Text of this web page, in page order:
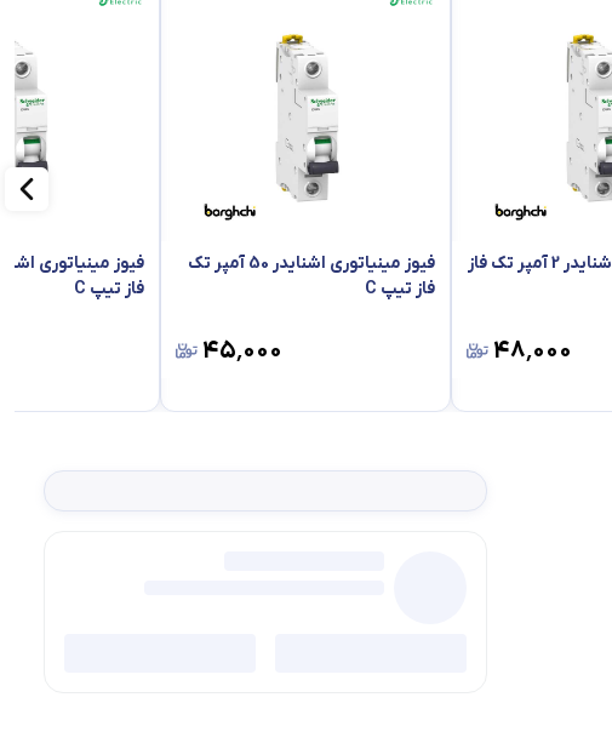
فیوز مینیاتوری اشنایدر 2 آمپر تک فاز
۴۸٬۰۰۰
فیوز مینیاتوری اشنایدر 50 آمپر تک
فاز تیپ C
۴۵٬۰۰۰
فاز تیپ C